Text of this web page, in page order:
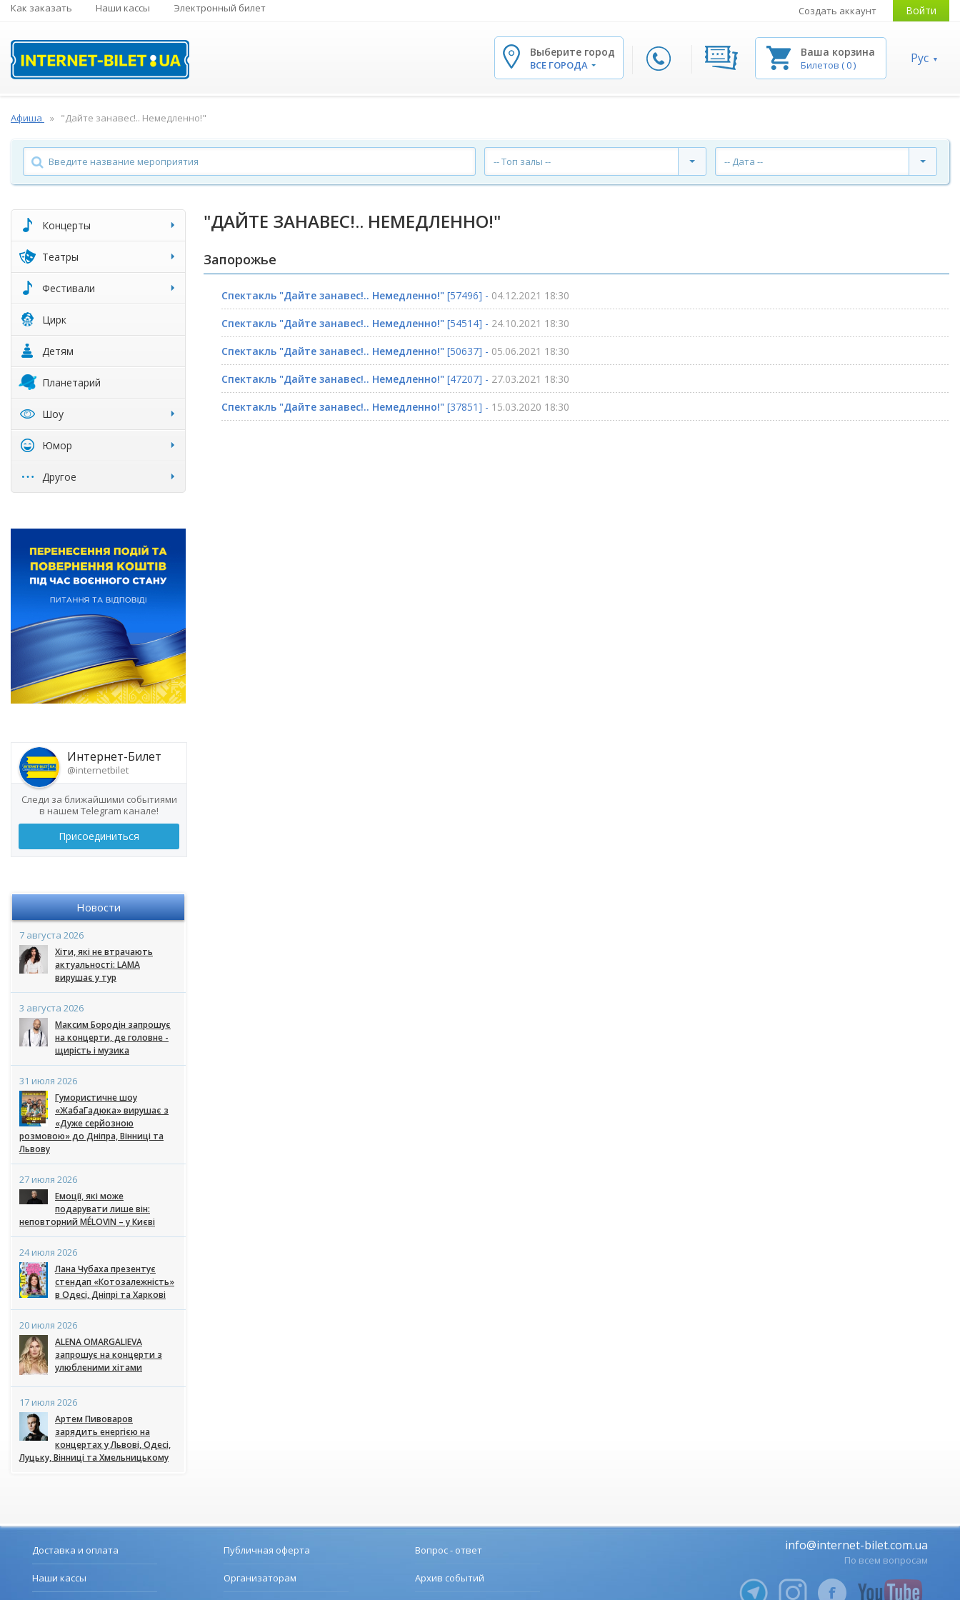
Как заказать Наши кассы Электронный билет Создать аккаунт Войти
Выберите город
ВСЕ ГОРОДА
Ваша корзина
Билетов (0) Рус
Афиша "Дайте занавес!.. Немедленно!"
-- Топ залы -- -- Дата --
Концерты
Театры
Фестивали
Цирк
Детям
Планетарий
Шоу
Юмор
Другое
Интернет-Билет
@internetbilet
Следи за ближайшими событиями
в нашем Telegram канале!
Присоединиться
Новости
7 августа 2026
Хіти, які не втрачають
актуальності: LAMA
вирушає у тур
3 августа 2026
Максим Бородін запрошує
на концерти, де головне -
щирість і музика
31 июля 2026
Гумористичне шоу
«ЖабаГадюка» вирушає з
«Дуже серйозною
розмовою» до Дніпра, Вінниці та
Львову
27 июля 2026
Емоції, які може
подарувати лише він:
неповторний MÉLOVIN – у Києві
24 июля 2026
Лана Чубаха презентує
стендап «Котозалежність»
в Одесі, Дніпрі та Харкові
20 июля 2026
ALENA OMARGALIEVA
запрошує на концерти з
улюбленими хітами
17 июля 2026
Артем Пивоваров
зарядить енергією на
концертах у Львові, Одесі,
Луцьку, Вінниці та Хмельницькому
"ДАЙТЕ ЗАНАВЕС!.. НЕМЕДЛЕННО!"
Запорожье
Спектакль "Дайте занавес!.. Немедленно!" [57496] - 04.12.2021 18:30
Спектакль "Дайте занавес!.. Немедленно!" [54514] - 24.10.2021 18:30
Спектакль "Дайте занавес!.. Немедленно!" [50637] - 05.06.2021 18:30
Спектакль "Дайте занавес!.. Немедленно!" [47207] - 27.03.2021 18:30
Спектакль "Дайте занавес!.. Немедленно!" [37851] - 15.03.2020 18:30
Доставка и оплата
Наши кассы
Публичная оферта
Организаторам
Вопрос - ответ
Архив событий
info@internet-bilet.com.ua
По всем вопросам